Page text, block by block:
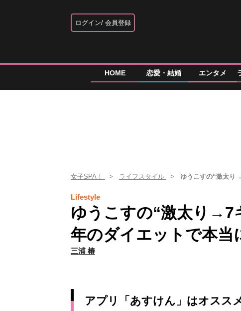
ログイン 会員登録
HOME 恋愛・結婚 エンタメ
女子SPA！ ライフスタイル ゆうこすの“激太り
Lifestyle
ゆうこすの“激太り→7
年のダイエットで本当
三浦 椿
アプリ「あすけん」はオスス